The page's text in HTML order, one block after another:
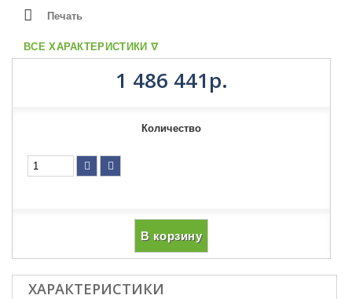
Печать
ВСЕ ХАРАКТЕРИСТИКИ ᐁ
1 486 441р.
Количество
В корзину
ХАРАКТЕРИСТИКИ